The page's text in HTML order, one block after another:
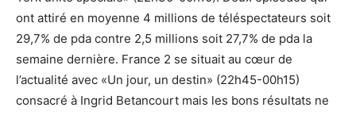
ont attiré en moyenne 4 millions de téléspectateurs soit
29,7% de pda contre 2,5 millions soit 27,7% de pda la
semaine dernière. France 2 se situait au cœur de
l’actualité avec «Un jour, un destin» (22h45-00h15)
consacré à Ingrid Betancourt mais les bons résultats ne